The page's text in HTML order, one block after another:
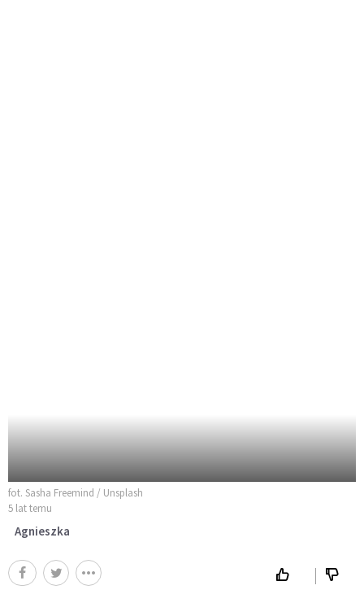
fot. Sasha Freemind / Unsplash
5 lat temu
Agnieszka